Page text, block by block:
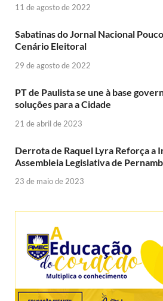
11 de agosto de 2022
Sabatinas do Jornal Nacional
Cenário Eleitoral
29 de agosto de 2022
PT de Paulista se une à base
soluções para a Cidade
21 de abril de 2023
Derrota de Raquel Lyra Reforça a
Assembleia Legislativa de
23 de maio de 2023